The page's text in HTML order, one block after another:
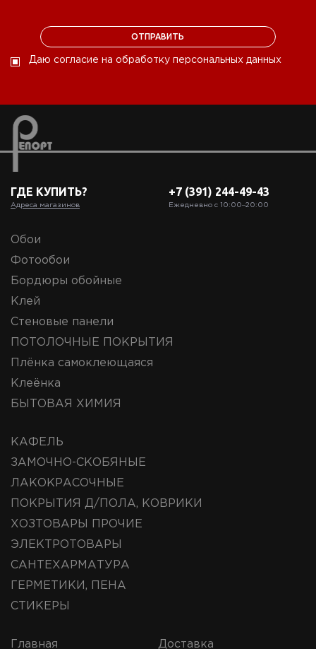
Даю согласие на обработку персональных данных
ГДЕ КУПИТЬ?
Адреса магазинов
+7 (391) 244-49-43
Ежедневно с 10:00‒20:00
Обои
Фотообои
Бордюры обойные
Клей
Стеновые панели
ПОТОЛОЧНЫЕ ПОКРЫТИЯ
Плёнка самоклеющаяся
Клеёнка
БЫТОВАЯ ХИМИЯ
КАФЕЛЬ
ЗАМОЧНО-СКОБЯНЫЕ
ЛАКОКРАСОЧНЫЕ
ПОКРЫТИЯ Д/ПОЛА, КОВРИКИ
ХОЗТОВАРЫ ПРОЧИЕ
ЭЛЕКТРОТОВАРЫ
САНТЕХАРМАТУРА
ГЕРМЕТИКИ, ПЕНА
СТИКЕРЫ
Главная Доставка